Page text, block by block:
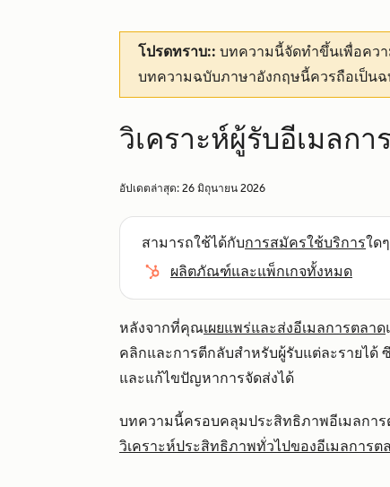
โปรดทราบ:: บทความนี้จัดทำขึ้นเพื่อคว
บทความฉบับภาษาอังกฤษนี้ควรถือเป็น
วิเคราะห์ผู้รับอีเมลกา
อัปเดตล่าสุด: 26 มิถุนายน 2026
สามารถใช้ได้กับการสมัครใช้บริการใด
ผลิตภัณฑ์และแพ็กเกจทั้งหมด
หลังจากที่คุณเผยแพร่และส่งอีเมลการตลาด
คลิกและการตีกลับสำหรับผู้รับแต่ละรายไ
และแก้ไขปัญหาการจัดส่งได้
บทความนี้ครอบคลุมประสิทธิภาพอีเมลการ
วิเคราะห์ประสิทธิภาพทั่วไปของอีเมลการต